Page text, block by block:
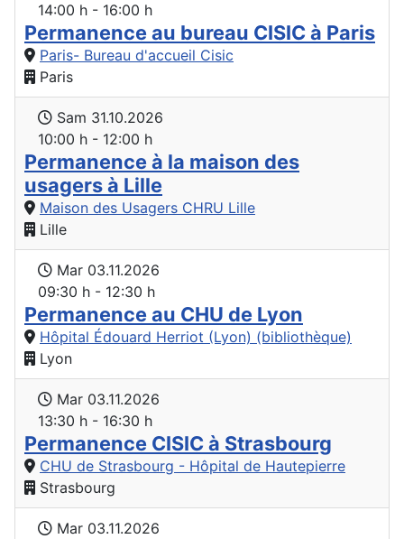
14:00 h - 16:00 h
Permanence au bureau CISIC à Paris
Paris- Bureau d'accueil Cisic
Paris
Sam 31.10.2026
10:00 h - 12:00 h
Permanence à la maison des
usagers à Lille
Maison des Usagers CHRU Lille
Lille
Mar 03.11.2026
09:30 h - 12:30 h
Permanence au CHU de Lyon
Hôpital Édouard Herriot (Lyon) (bibliothèque)
Lyon
Mar 03.11.2026
13:30 h - 16:30 h
Permanence CISIC à Strasbourg
CHU de Strasbourg - Hôpital de Hautepierre
Strasbourg
Mar 03.11.2026